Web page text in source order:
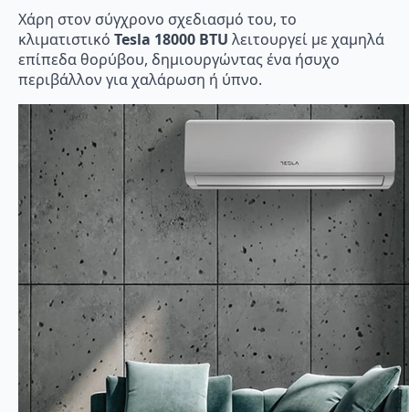
Χάρη στον σύγχρονο σχεδιασμό του, το
κλιματιστικό Tesla 18000 BTU λειτουργεί με χαμηλά
επίπεδα θορύβου, δημιουργώντας ένα ήσυχο
περιβάλλον για χαλάρωση ή ύπνο.